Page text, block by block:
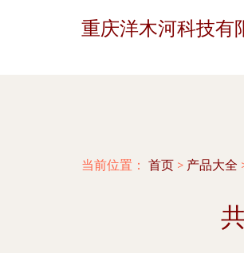
重庆洋木河科技有
当前位置： 首页 > 产品大全